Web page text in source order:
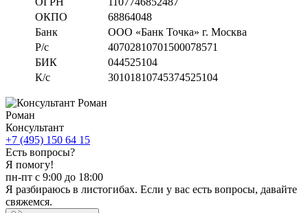
ОКПО
68864048
Банк
ООО «Банк Точка» г. Москва
Р/с
40702810701500078571
БИК
044525104
К/с
30101810745374525104
Роман
Консультант
+7 (495) 150 64 15
Есть вопросы?
Я помогу!
пн-пт с 9:00 до 18:00
Я разбираюсь в листогибах. Если у вас есть вопросы, давайте
свяжемся.